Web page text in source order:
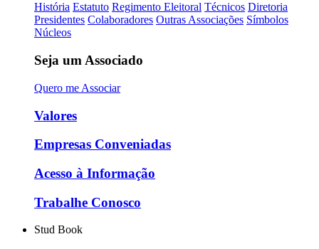
História Estatuto Regimento Eleitoral Técnicos Diretoria
Presidentes Colaboradores Outras Associações Símbolos
Núcleos
Seja um Associado
Quero me Associar
Valores
Empresas Conveniadas
Acesso à Informação
Trabalhe Conosco
Stud Book